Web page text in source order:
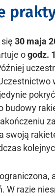
30 maja
ogodz.
budowy
swoją
W razie